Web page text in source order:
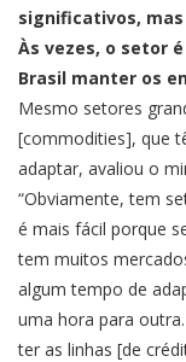
significativos,
Às vezes, o setor
Brasil manter os
Mesmo setores
[commodities], que
adaptar, avaliou o
“Obviamente, tem
é mais fácil porque
tem muitos
algum tempo de
uma hora para
ter as linhas [de